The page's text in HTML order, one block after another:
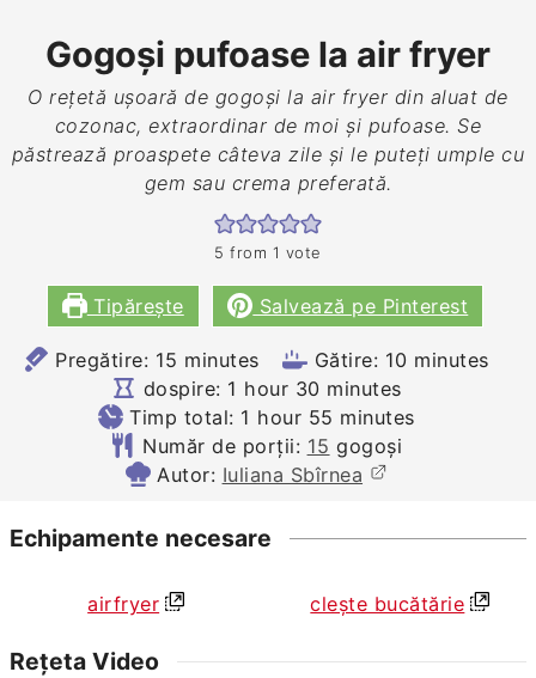
Gogoși pufoase la air fryer
O rețetă ușoară de gogoși la air fryer din aluat de
cozonac, extraordinar de moi și pufoase. Se
păstrează proaspete câteva zile și le puteți umple cu
gem sau crema preferată.
5 from 1 vote
Tipărește Salvează pe Pinterest
Pregătire: 15 minutes
minutes Gătire: 10minutes
minutes
dospire: 1 hour
hour 30minutes
minutes
Timp total: 1 hour
hour 55 minutes
minutes
Număr de porții: 15 gogoși
Autor: Iuliana Sbîrnea
Echipamente necesare
airfryer clește bucătărie
Rețeta Video